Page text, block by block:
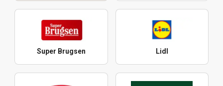
Super Brugsen Lidl